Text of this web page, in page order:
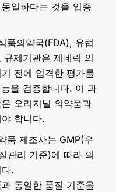
일하다는 것을 입증
품의약국(FDA), 유럽
제기관은 제네릭 의
전에 엄격한 평가를
을 검증합니다. 이 과
오리지널 의약품과
합니다.
품 제조사는 GMP(우
관리 기준)에 따라 의
.
동일한 품질 기준을